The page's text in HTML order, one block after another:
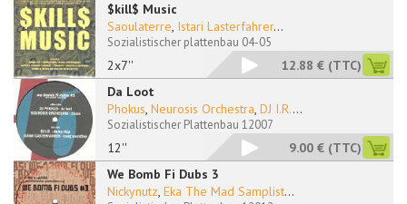
$kill$ Music
2x7''
Saoulaterre, Istari Lasterfahrer...
Sozialistischer plattenbau 04-05
12.88 € (TTC)
Da Loot
12''
Phokus, Neurosis Orchestra, DJ I.R....
Sozialistischer Plattenbau 12007
9.00 € (TTC)
We Bomb Fi Dubs 3
Nickynutz, Eka The Mad Samplist...